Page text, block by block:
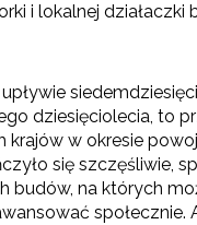
i lokalnej
dziesięciolecia, to
w okresie
się szczęśliwie,
budów, na których
informacjami